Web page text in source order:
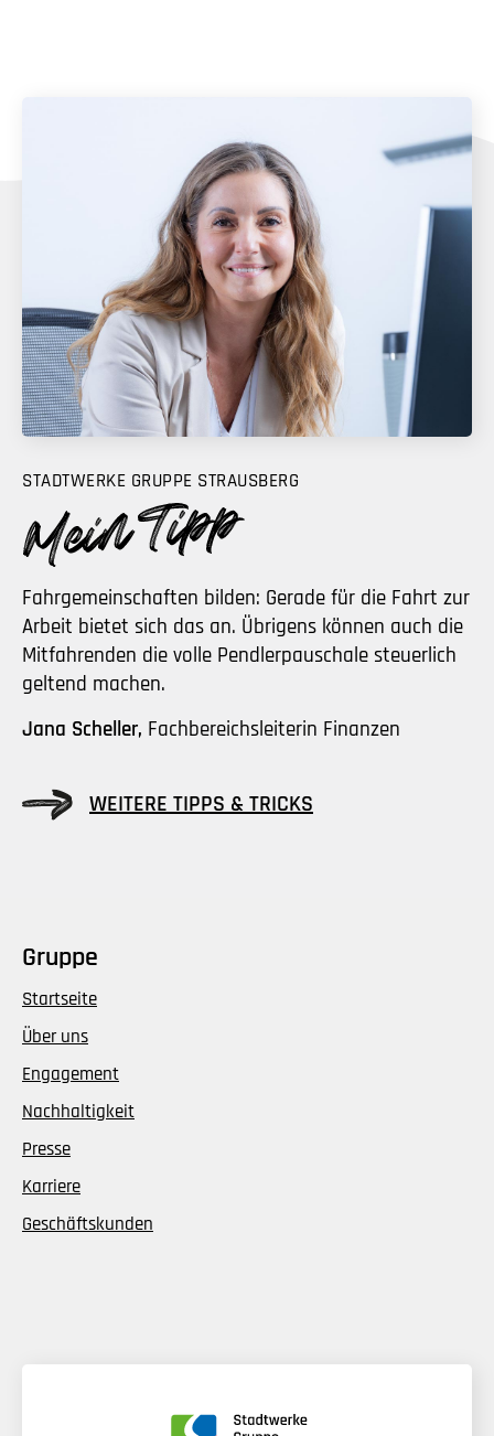
STADTWERKE GRUPPE STRAUSBERG
Fahrgemeinschaften bilden: Gerade für die Fahrt zur
Arbeit bietet sich das an. Übrigens können auch die
Mitfahrenden die volle Pendlerpauschale steuerlich
geltend machen.
Jana Scheller, Fachbereichsleiterin Finanzen
WEITERE TIPPS & TRICKS
Gruppe
Startseite
Über uns
Engagement
Nachhaltigkeit
Presse
Karriere
Geschäftskunden